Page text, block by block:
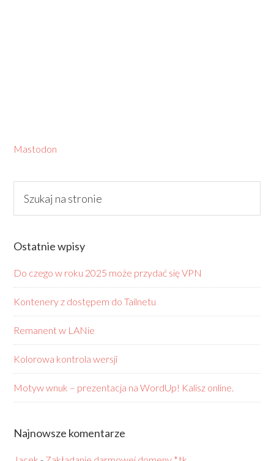
Mastodon
Ostatnie wpisy
Do czego w roku 2025 może przydać się VPN
Kontenery z dostępem do Tailnetu
Remanent w LANie
Kolorowa kontrola wersji
Motyw wnuk – prezentacja na WordUp! Kalisz online.
Najnowsze komentarze